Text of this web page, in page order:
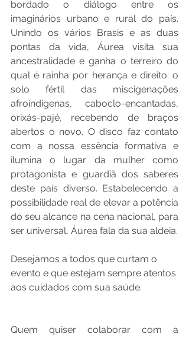
bordado o diálogo entre os
imaginários urbano e rural do país.
Unindo os vários Brasis e as duas
pontas da vida, Áurea visita sua
ancestralidade e ganha o terreiro do
qual é rainha por herança e direito: o
solo fértil das miscigenações
afroíndigenas, caboclo-encantadas,
orixás-pajé, recebendo de braços
abertos o novo. O disco faz contato
com a nossa essência formativa e
ilumina o lugar da mulher como
protagonista e guardiã dos saberes
deste país diverso. Estabelecendo a
possibilidade real de elevar a potência
do seu alcance na cena nacional, para
ser universal, Áurea fala da sua aldeia.
Desejamos a todos que curtam o
evento e que estejam sempre atentos
aos cuidados com sua saúde.
Quem quiser colaborar com a